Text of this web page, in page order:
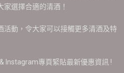
選擇合適的清酒！
活動，令大家可以接觸更多清酒及特
Instagram專頁緊貼最新優惠資訊 !